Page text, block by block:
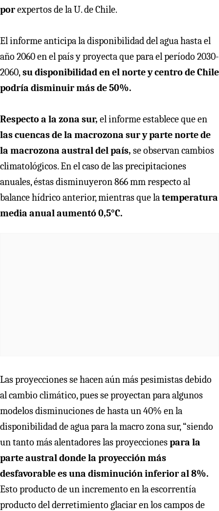
porexpertos de la U. de Chile.
El informe anticipa la disponibilidad del agua hasta el
año 2060 en el país y proyecta que para el período 2030-
2060,su disponibilidad en el norte y centro de Chile
podría disminuir más de 50%.
Respecto a la zona sur, el informe establece que en
las cuencas de la macrozona sur y parte norte de
la macrozona austral del país, se observan cambios
climatológicos. En el caso de las precipitaciones
anuales, éstas disminuyeron 866 mm respecto al
balance hídrico anterior, mientras que latemperatura
media anual aumentó 0,5°C.
Las proyecciones se hacen aún más pesimistas debido
al cambio climático, pues se proyectan para algunos
modelos disminuciones de hasta un 40% en la
disponibilidad de agua para la macro zona sur, “siendo
un tanto más alentadores las proyeccionespara la
parte austral donde la proyección más
desfavorable es una disminución inferior al 8%.
Esto producto de un incremento en la escorrentía
producto del derretimiento glaciar en los campos de